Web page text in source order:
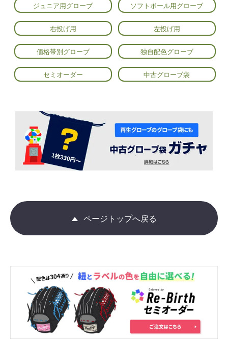
ジュニア用グローブ ソフトボール用グローブ
右投げ用 左投げ用
価格帯別グローブ 独自配色グローブ
セミオーダー 中古グローブ袋
ページトップへ戻る